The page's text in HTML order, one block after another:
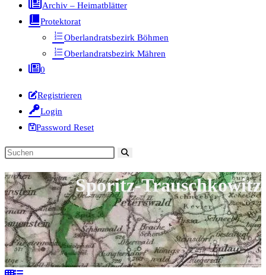
Archiv – Heimatblätter
Protektorat
Oberlandratsbezirk Böhmen
Oberlandratsbezirk Mähren
0
Registrieren
Login
Password Reset
Diese
durchsuchen
Sporitz-Trauschkowitz